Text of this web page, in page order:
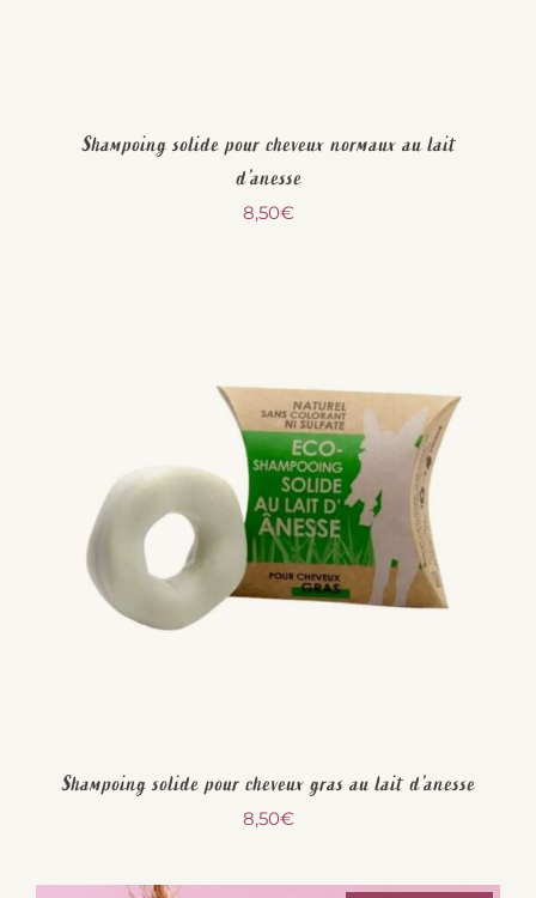
Shampoing solide pour cheveux normaux au lait
d’anesse
8,50€
Shampoing solide pour cheveux gras au lait d’anesse
8,50€